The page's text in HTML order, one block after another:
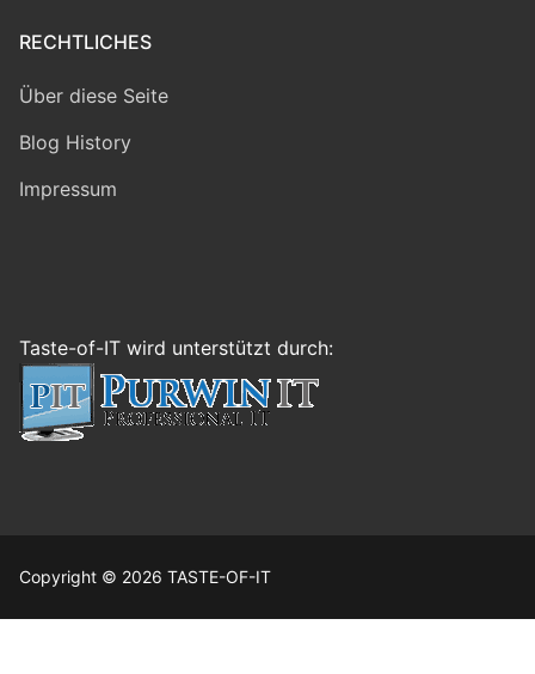
RECHTLICHES
Über diese Seite
Blog History
Impressum
Taste-of-IT wird unterstützt durch:
Copyright © 2026 TASTE-OF-IT